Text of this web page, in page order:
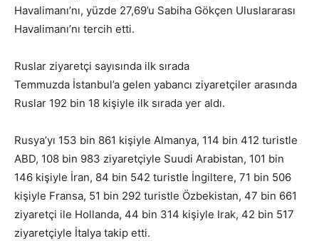
Havalimanı’nı, yüzde 27,69’u Sabiha Gökçen Uluslararası
Havalimanı’nı tercih etti.
Ruslar ziyaretçi sayısında ilk sırada
Temmuzda İstanbul’a gelen yabancı ziyaretçiler arasında
Ruslar 192 bin 18 kişiyle ilk sırada yer aldı.
Rusya’yı 153 bin 861 kişiyle Almanya, 114 bin 412 turistle
ABD, 108 bin 983 ziyaretçiyle Suudi Arabistan, 101 bin
146 kişiyle İran, 84 bin 542 turistle İngiltere, 71 bin 506
kişiyle Fransa, 51 bin 292 turistle Özbekistan, 47 bin 661
ziyaretçi ile Hollanda, 44 bin 314 kişiyle Irak, 42 bin 517
ziyaretçiyle İtalya takip etti.